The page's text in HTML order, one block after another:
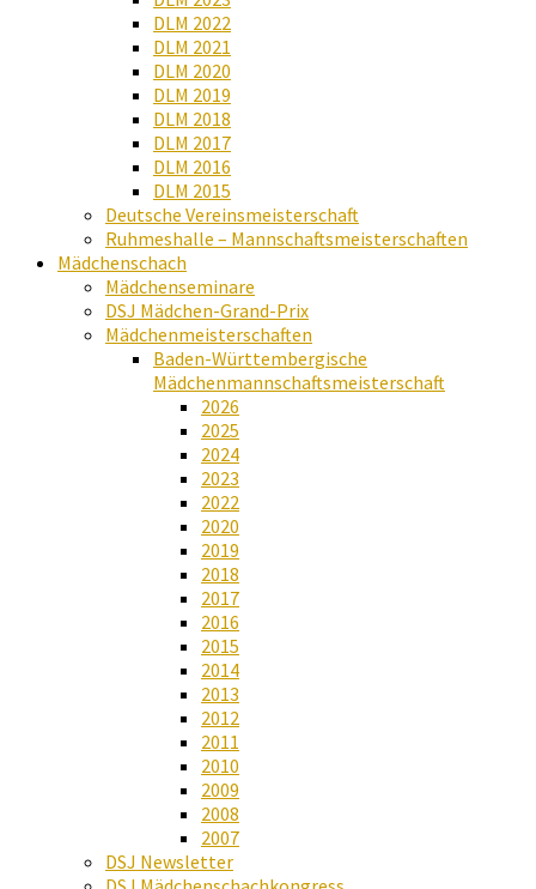
DLM 2022
DLM 2021
DLM 2020
DLM 2019
DLM 2018
DLM 2017
DLM 2016
DLM 2015
Deutsche Vereinsmeisterschaft
Ruhmeshalle – Mannschaftsmeisterschaften
Mädchenschach
Mädchenseminare
DSJ Mädchen-Grand-Prix
Mädchenmeisterschaften
Baden-Württembergische
Mädchenmannschaftsmeisterschaft
2026
2025
2024
2023
2022
2020
2019
2018
2017
2016
2015
2014
2013
2012
2011
2010
2009
2008
2007
DSJ Newsletter